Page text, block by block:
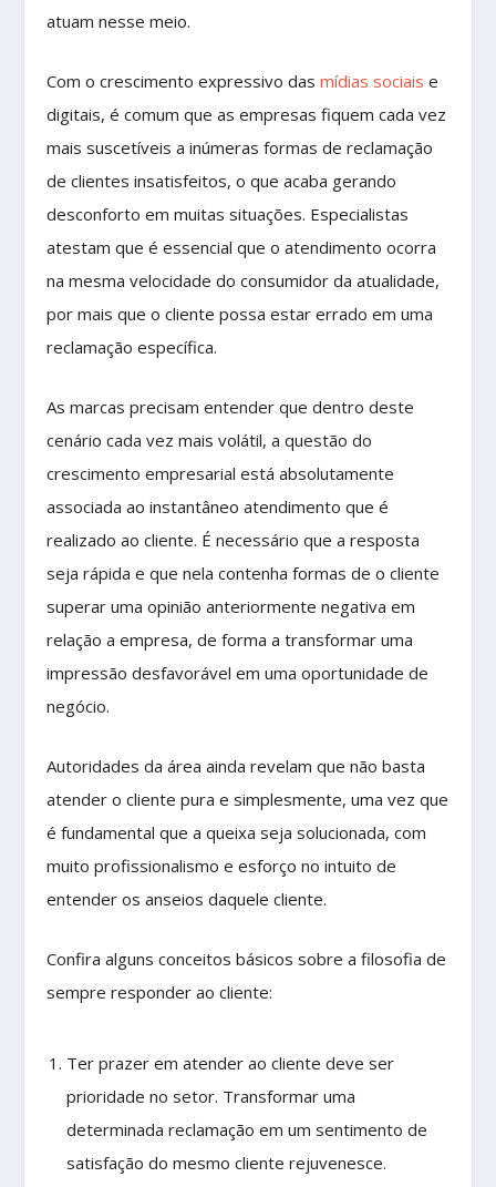
atuam nesse meio.
Com o crescimento expressivo dasmídias sociais e
digitais, é comum que as empresas fiquem cada vez
mais suscetíveis a inúmeras formas de reclamação
de clientes insatisfeitos, o que acaba gerando
desconforto em muitas situações. Especialistas
atestam que é essencial que o atendimento ocorra
na mesma velocidade do consumidor da atualidade,
por mais que o cliente possa estar errado em uma
reclamação específica.
As marcas precisam entender que dentro deste
cenário cada vez mais volátil, a questão do
crescimento empresarial está absolutamente
associada ao instantâneo atendimento que é
realizado ao cliente. É necessário que a resposta
seja rápida e que nela contenha formas de o cliente
superar uma opinião anteriormente negativa em
relação a empresa, de forma a transformar uma
impressão desfavorável em uma oportunidade de
negócio.
Autoridades da área ainda revelam que não basta
atender o cliente pura e simplesmente, uma vez que
é fundamental que a queixa seja solucionada, com
muito profissionalismo e esforço no intuito de
entender os anseios daquele cliente.
Confira alguns conceitos básicos sobre a filosofia de
sempre responder ao cliente:
Ter prazer em atender ao cliente deve ser
prioridade no setor. Transformar uma
determinada reclamação em um sentimento de
satisfação do mesmo cliente rejuvenesce.